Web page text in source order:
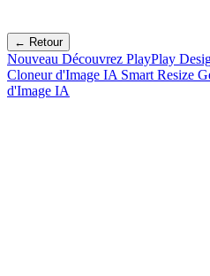
← Retour
Nouveau Découvrez PlayPlay
Cloneur d'Image IA Smart Resize
d'Image IA